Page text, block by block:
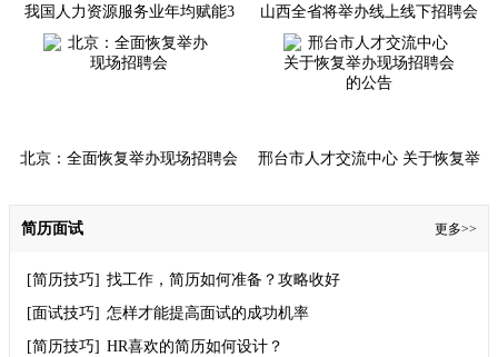
我国人力资源服务业年均赋能3
亿人次就业择业
山西全省将举办线上线下招聘会
1800多场次
北京：全面恢复举办现场招聘会 邢台市人才交流中心 关于恢复举
简历面试 更多>>
[简历技巧] 找工作，简历如何准备？攻略收好
[面试技巧] 怎样才能提高面试的成功机率
[简历技巧] HR喜欢的简历如何设计？